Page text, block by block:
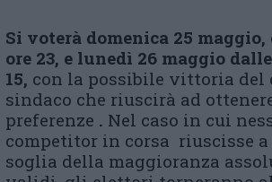
Si voterà domenica 25 maggio,
ore 23, e lunedì 26 maggio
15, con la possibile vittoria del
sindaco che riuscirà ad
preferenze . Nel caso in cui
competitor in corsa riuscisse a
soglia della maggioranza